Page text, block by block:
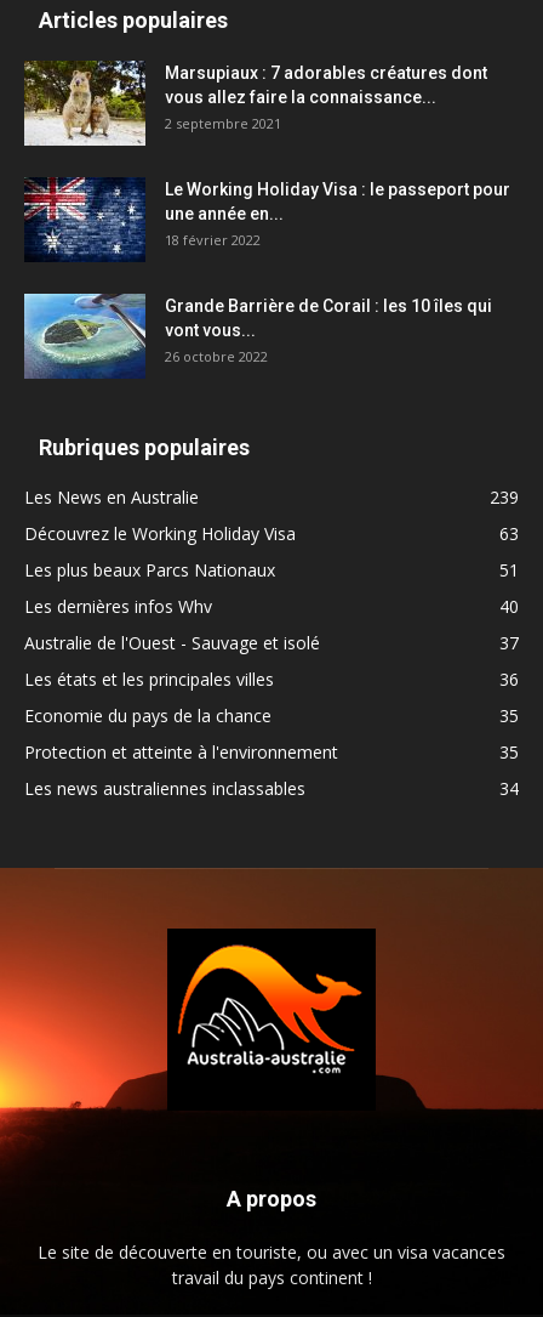
Articles populaires
Marsupiaux : 7 adorables créatures dont
vous allez faire la connaissance...
2 septembre 2021
Le Working Holiday Visa : le passeport pour
une année en...
18 février 2022
Grande Barrière de Corail : les 10 îles qui
vont vous...
26 octobre 2022
Rubriques populaires
Les News en Australie
239
Découvrez le Working Holiday Visa
63
Les plus beaux Parcs Nationaux
51
Les dernières infos Whv
40
Australie de l'Ouest - Sauvage et isolé
37
Les états et les principales villes
36
Economie du pays de la chance
35
Protection et atteinte à l'environnement
35
Les news australiennes inclassables
34
A propos
Le site de découverte en touriste, ou avec un visa vacances
travail du pays continent !